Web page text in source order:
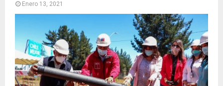
A
R
Y
Enero 13, 2021